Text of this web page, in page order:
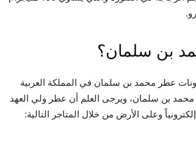
بن سلمان؟
عطر محمد بن سلمان في المملكة العربية
بن سلمان، ويرجى العلم أن عطر ولي العهد